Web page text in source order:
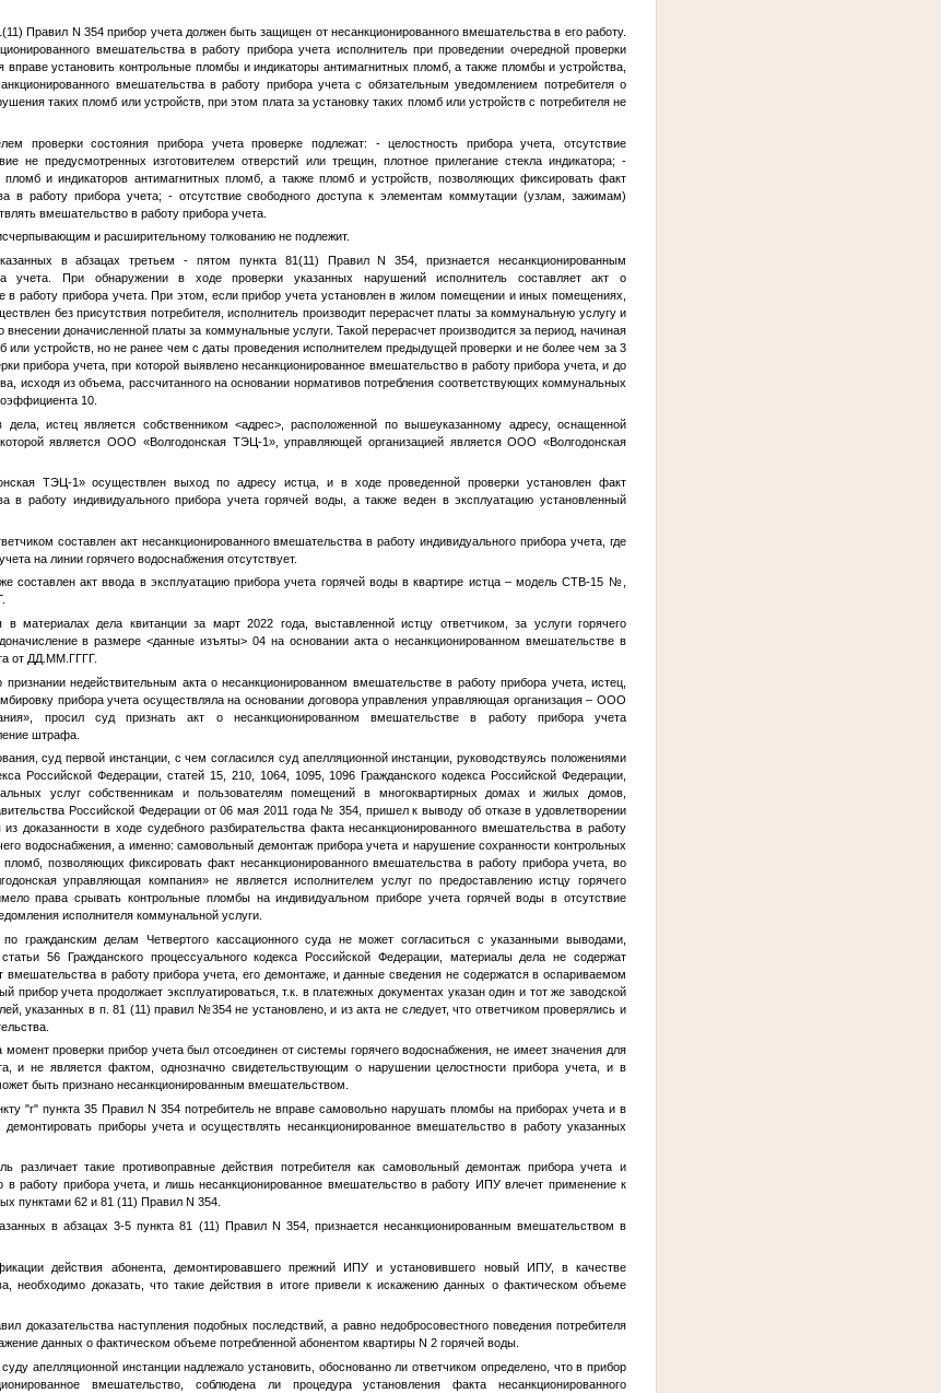
Правил N 354 прибор учета должен быть защищен от несанкционированного вмешательства в его работу.
вмешательства в работу прибора учета исполнитель при проведении очередной проверки
вправе установить контрольные пломбы и индикаторы антимагнитных пломб, а также пломбы и устройства,
вмешательства в работу прибора учета с обязательным уведомлением потребителя о
таких пломб или устройств, при этом плата за установку таких пломб или устройств с потребителя не
проверки состояния прибора учета проверке подлежат: - целостность прибора учета, отсутствие
не предусмотренных изготовителем отверстий или трещин, плотное прилегание стекла индикатора; -
пломб и индикаторов антимагнитных пломб, а также пломб и устройств, позволяющих фиксировать факт
в работу прибора учета; - отсутствие свободного доступа к элементам коммутации (узлам, зажимам)
вмешательство в работу прибора учета.
и расширительному толкованию не подлежит.
в абзацах третьем - пятом пункта 81(11) Правил N 354, признается несанкционированным
учета. При обнаружении в ходе проверки указанных нарушений исполнитель составляет акт о
в работу прибора учета. При этом, если прибор учета установлен в жилом помещении и иных помещениях,
без присутствия потребителя, исполнитель производит перерасчет платы за коммунальную услугу и
внесении доначисленной платы за коммунальные услуги. Такой перерасчет производится за период, начиная
или устройств, но не ранее чем с даты проведения исполнителем предыдущей проверки и не более чем за 3
прибора учета, при которой выявлено несанкционированное вмешательство в работу прибора учета, и до
исходя из объема, рассчитанного на основании нормативов потребления соответствующих коммунальных
10.
дела, истец является собственником<адрес> , расположенной по вышеуказанному адресу, оснащенной
является ООО «Волгодонская ТЭЦ-1», управляющей организацией является ООО «Волгодонская
ТЭЦ-1» осуществлен выход по адресу истца, и в ходе проведенной проверки установлен факт
в работу индивидуального прибора учета горячей воды, а также веден в эксплуатацию установленный
составлен акт несанкционированного вмешательства в работу индивидуального прибора учета, где
на линии горячего водоснабжения отсутствует.
составлен акт ввода в эксплуатацию прибора учета горячей воды в квартире истца – модель СТВ-15 №
.
материалах дела квитанции за март 2022 года, выставленной истцу ответчиком, за услуги горячего
в размере<данные изъяты> 04 на основании акта о несанкционированном вмешательстве в
от ДД.ММ.ГГГГ.
недействительным акта о несанкционированном вмешательстве в работу прибора учета, истец,
прибора учета осуществляла на основании договора управления управляющая организация – ООО
просил суд признать акт о несанкционированном вмешательстве в работу прибора учета
штрафа.
суд первой инстанции, с чем согласился суд апелляционной инстанции, руководствуясь положениями
Российской Федерации, статей 15, 210, 1064, 1095, 1096 Гражданского кодекса Российской Федерации,
услуг собственникам и пользователям помещений в многоквартирных домах и жилых домов,
Российской Федерации от 06 мая 2011 года № 354, пришел к выводу об отказе в удовлетворении
доказанности в ходе судебного разбирательства факта несанкционированного вмешательства в работу
водоснабжения, а именно: самовольный демонтаж прибора учета и нарушение сохранности контрольных
позволяющих фиксировать факт несанкционированного вмешательства в работу прибора учета, во
управляющая компания» не является исполнителем услуг по предоставлению истцу горячего
права срывать контрольные пломбы на индивидуальном приборе учета горячей воды в отсутствие
исполнителя коммунальной услуги.
гражданским делам Четвертого кассационного суда не может согласиться с указанными выводами,
56 Гражданского процессуального кодекса Российской Федерации, материалы дела не содержат
вмешательства в работу прибора учета, его демонтаже, и данные сведения не содержатся в оспариваемом
прибор учета продолжает эксплуатироваться, т.к. в платежных документах указан один и тот же заводской
указанных в п. 81 (11) правил №354 не установлено, и из акта не следует, что ответчиком проверялись и
момент проверки прибор учета был отсоединен от системы горячего водоснабжения, не имеет значения для
и не является фактом, однозначно свидетельствующим о нарушении целостности прибора учета, и в
быть признано несанкционированным вмешательством.
"г" пункта 35 Правил N 354 потребитель не вправе самовольно нарушать пломбы на приборах учета и в
приборы учета и осуществлять несанкционированное вмешательство в работу указанных
различает такие противоправные действия потребителя как самовольный демонтаж прибора учета и
в работу прибора учета, и лишь несанкционированное вмешательство в работу ИПУ влечет применение к
пунктами 62 и 81 (11) Правил N 354.
в абзацах 3-5 пункта 81 (11) Правил N 354, признается несанкционированным вмешательством в
действия абонента, демонтировавшего прежний ИПУ и установившего новый ИПУ, в качестве
необходимо доказать, что такие действия в итоге привели к искажению данных о фактическом объеме
доказательства наступления подобных последствий, а равно недобросовестного поведения потребителя
данных о фактическом объеме потребленной абонентом квартиры N 2 горячей воды.
апелляционной инстанции надлежало установить, обоснованно ли ответчиком определено, что в прибор
вмешательство, соблюдена ли процедура установления факта несанкционированного